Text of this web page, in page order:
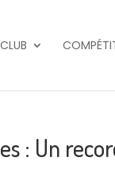
: Un